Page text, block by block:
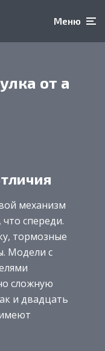
Меню
от а
механизм
что спереди.
тормозные
Модели с
сложную
и двадцать